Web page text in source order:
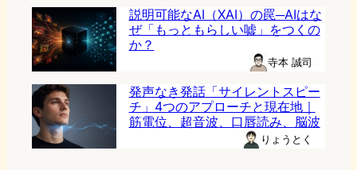
説明可能なAI（XAI）の罠─AIはな
ぜ「もっともらしい嘘」をつくの
か？
寺本 誠司
発声なき発話「サイレントスピー
チ」4つのアプローチと現在地｜
筋電位、超音波、口唇読み、脳波
りょうとく